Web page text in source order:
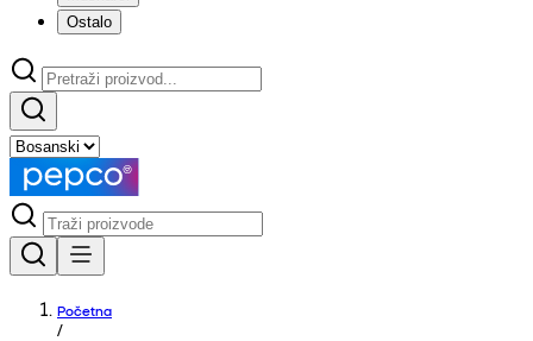
Ostalo
Početna
/